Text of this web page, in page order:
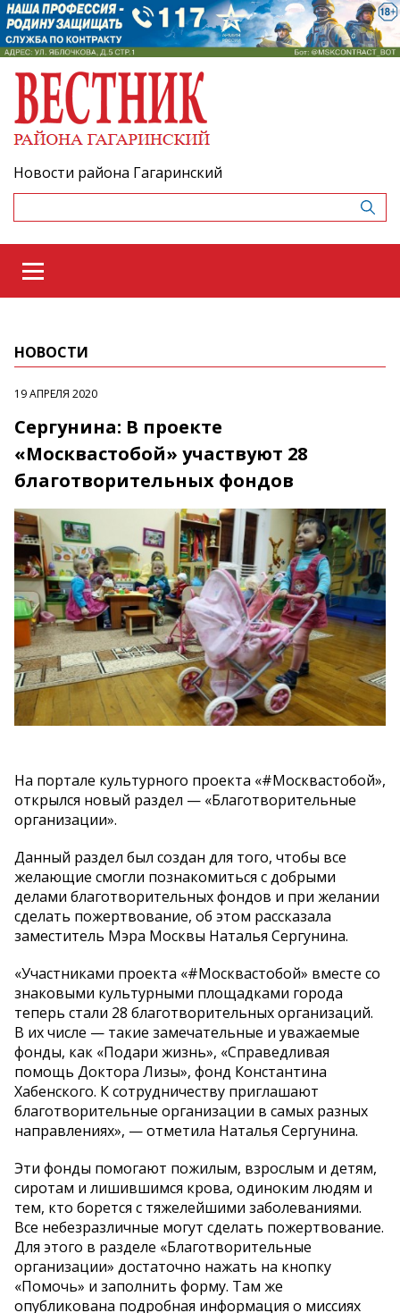
Новости района Гагаринский
НОВОСТИ
19 АПРЕЛЯ 2020
Сергунина: В проекте
«Москвастобой» участвуют 28
благотворительных фондов
На портале культурного проекта «#Москвастобой»,
открылся новый раздел — «Благотворительные
организации».
Данный раздел был создан для того, чтобы все
желающие смогли познакомиться с добрыми
делами благотворительных фондов и при желании
сделать пожертвование, об этом рассказала
заместитель Мэра Москвы Наталья Сергунина.
«Участниками проекта «#Москвастобой» вместе со
знаковыми культурными площадками города
теперь стали 28 благотворительных организаций.
В их числе — такие замечательные и уважаемые
фонды, как «Подари жизнь», «Справедливая
помощь Доктора Лизы», фонд Константина
Хабенского. К сотрудничеству приглашают
благотворительные организации в самых разных
направлениях», — отметила Наталья Сергунина.
Эти фонды помогают пожилым, взрослым и детям,
сиротам и лишившимся крова, одиноким людям и
тем, кто борется с тяжелейшими заболеваниями.
Все небезразличные могут сделать пожертвование.
Для этого в разделе «Благотворительные
организации» достаточно нажать на кнопку
«Помочь» и заполнить форму. Там же
опубликована подробная информация о миссиях